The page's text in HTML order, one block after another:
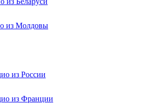
из Молдовы
из России
из Франции